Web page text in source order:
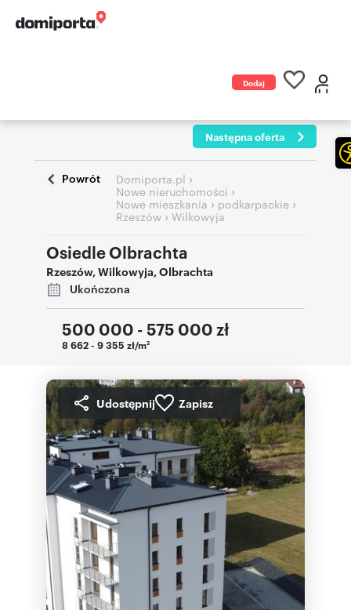
Dodaj
Następna oferta
Powrót Domiporta.pl ›
Nowe nieruchomości ›
Nowe mieszkania › podkarpackie ›
Rzeszów › Wilkowyja
Osiedle Olbrachta
Rzeszów,Wilkowyja,Olbrachta
Ukończona
500 000 - 575 000 zł
8 662 - 9 355 zł/m2
Udostępnij Zapisz